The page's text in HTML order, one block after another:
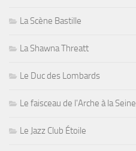
La Scène Bastille
La Shawna Threatt
Le Duc des Lombards
Le faisceau de l'Arche à la Seine
Le Jazz Club Étoile